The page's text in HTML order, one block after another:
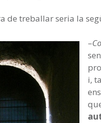
de treballar seria la
–
i,